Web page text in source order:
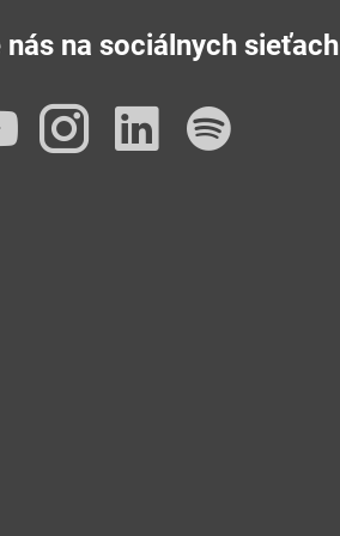
nás na sociálnych sieťach
YouTube
Instagram
LinkedIn